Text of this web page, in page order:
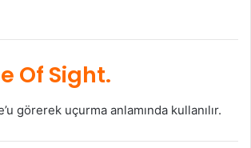
Of Sight.
görerek uçurma anlamında kullanılır.